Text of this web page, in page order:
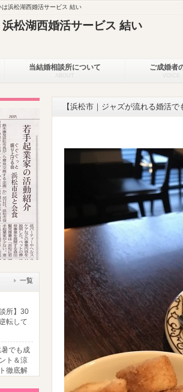
浜松湖西婚活サービス 結い
松湖西婚活サービス 結い
当結婚相談所について ご成婚者
【浜松市｜ジャズが流れる婚活で
一覧
所】30
転して
暑でも成
ト＆涼
徹底解